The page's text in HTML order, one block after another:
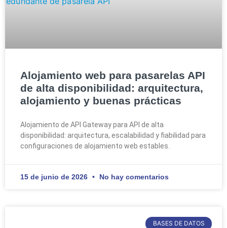
Alojamiento web para pasarelas API
de alta disponibilidad: arquitectura,
alojamiento y buenas prácticas
Alojamiento de API Gateway para API de alta
disponibilidad: arquitectura, escalabilidad y fiabilidad para
configuraciones de alojamiento web estables.
15 de junio de 2026 No hay comentarios
BASES DE DATOS